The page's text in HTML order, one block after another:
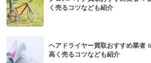
く売るコツなども紹介
ヘアドライヤー買取おすすめ業者
高く売るコツなども紹介